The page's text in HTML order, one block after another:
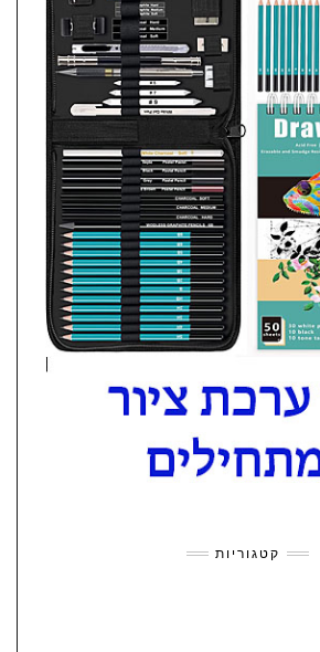
קטגוריות